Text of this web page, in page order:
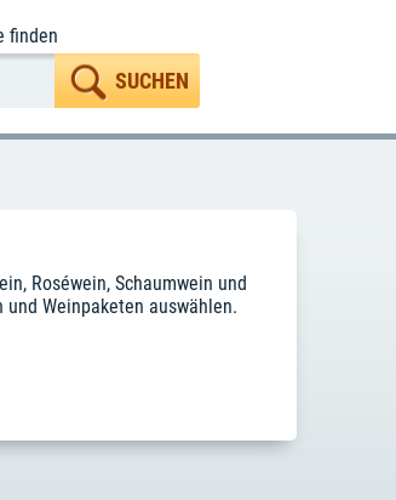
finden
Roséwein, Schaumwein und
Weinpaketen auswählen.